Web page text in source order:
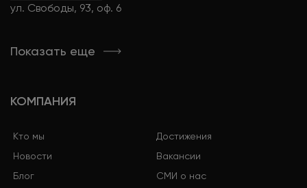
ул. Свободы, 93, оф. 6
Показать еще
КОМПАНИЯ
Кто мы
Достижения
Новости
Вакансии
Блог
СМИ о нас